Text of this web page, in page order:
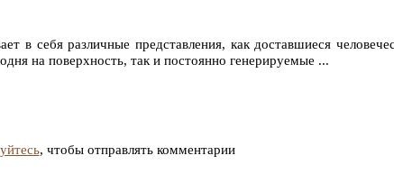
в себя различные представления, как доставшиеся
на поверхность, так и постоянно генерируемые ...
, чтобы отправлять комментарии